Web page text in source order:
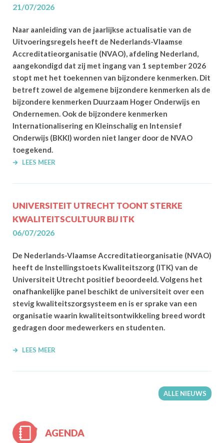
21/07/2026
Naar aanleiding van de jaarlijkse actualisatie van de
Uitvoeringsregels heeft de Nederlands-Vlaamse
Accreditatieorganisatie (NVAO), afdeling Nederland,
aangekondigd dat zij met ingang van 1 september 2026
stopt met het toekennen van bijzondere kenmerken. Dit
betreft zowel de algemene bijzondere kenmerken als de
bijzondere kenmerken Duurzaam Hoger Onderwijs en
Ondernemen. Ook de bijzondere kenmerken
Internationalisering en Kleinschalig en Intensief
Onderwijs (BKKI) worden niet langer door de NVAO
toegekend.
LEES MEER
UNIVERSITEIT UTRECHT TOONT STERKE
KWALITEITSCULTUUR BIJ ITK
06/07/2026
De Nederlands-Vlaamse Accreditatieorganisatie (NVAO)
heeft de Instellingstoets Kwaliteitszorg (ITK) van de
Universiteit Utrecht positief beoordeeld. Volgens het
onafhankelijke panel beschikt de universiteit over een
stevig kwaliteitszorgsysteem en is er sprake van een
organisatie waarin kwaliteitsontwikkeling breed wordt
gedragen door medewerkers en studenten.
LEES MEER
ALLE NIEUWS
AGENDA